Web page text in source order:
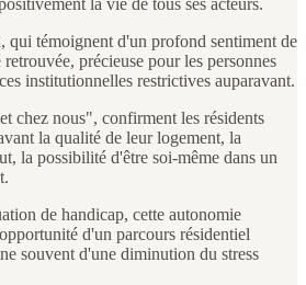
la vie de tous ses acteurs.
qui témoignent d'un profond sentiment de
précieuse pour les personnes
institutionnelles restrictives auparavant.
chez nous", confirment les résidents
la qualité de leur logement, la
la possibilité d'être soi-même dans un
de handicap, cette autonomie
d'un parcours résidentiel
souvent d'une diminution du stress